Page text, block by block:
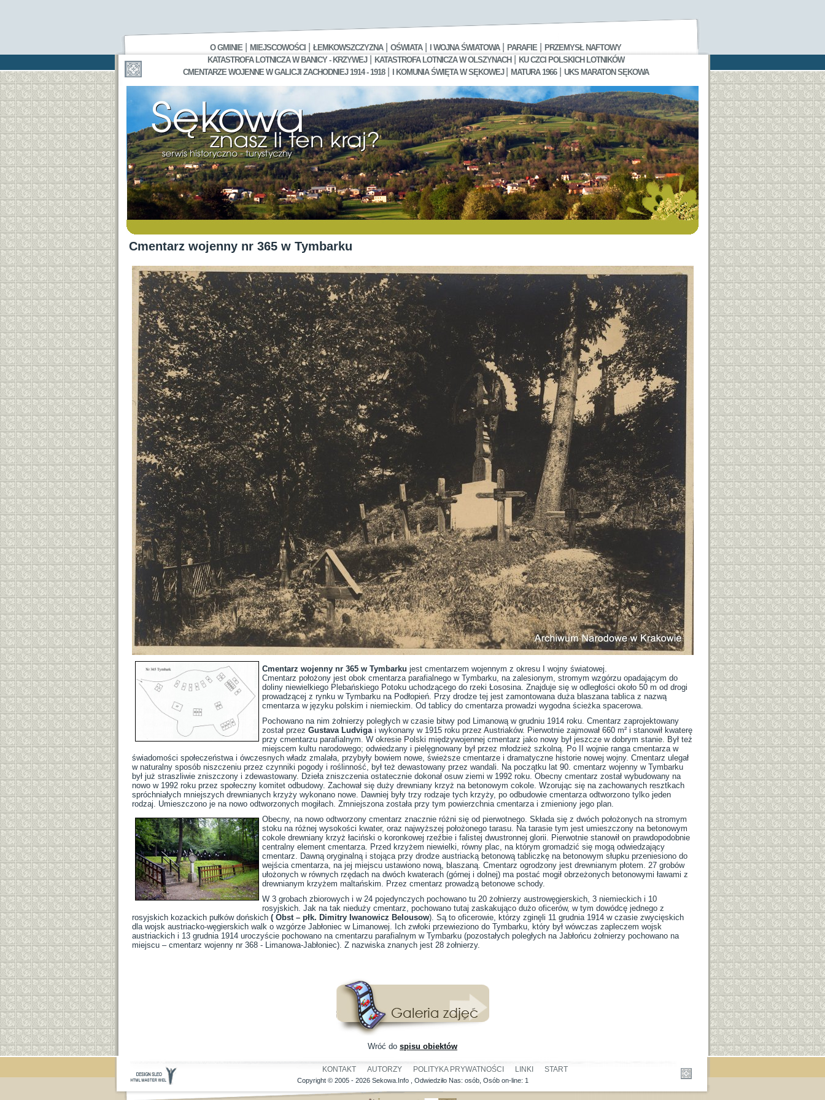
O GMINIE MIEJSCOWOŚCI ŁEMKOWSZCZYZNA| OŚWIATA| I WOJNA ŚWIATOWA| PARAFIE
PRZEMYSŁ NAFTOWY
KATASTROFA LOTNICZA W BANICY - KRZYWEJ| KATASTROFA LOTNICZA W OLSZYNACH|
KU CZCI POLSKICH LOTNIKÓW
CMENTARZE WOJENNE W GALICJI ZACHODNIEJ 1914 - 1918| I KOMUNIA ŚWIĘTA W SĘKOWEJ MATURA 1966| UKS MARATON SĘKOWA
Cmentarz wojenny nr 365 w Tymbarku
Cmentarz wojenny nr 365 w Tymbarku jest cmentarzem wojennym z okresu I wojny światowej.
Cmentarz położony jest obok cmentarza parafialnego w Tymbarku, na zalesionym, stromym wzgórzu opadającym do
doliny niewielkiego Plebańskiego Potoku uchodzącego do rzeki Łososina. Znajduje się w odległości około 50 m od drogi
prowadzącej z rynku w Tymbarku na Podłopień. Przy drodze tej jest zamontowana duża blaszana tablica z nazwą
cmentarza w języku polskim i niemieckim. Od tablicy do cmentarza prowadzi wygodna ścieżka spacerowa.
Pochowano na nim żołnierzy poległych w czasie bitwy pod Limanową w grudniu 1914 roku. Cmentarz zaprojektowany
został przez Gustava Ludvigai wykonany w 1915 roku przez Austriaków. Pierwotnie zajmował 660 m² i stanowił kwaterę
przy cmentarzu parafialnym. W okresie Polski międzywojennej cmentarz jako nowy był jeszcze w dobrym stanie. Był też
miejscem kultu narodowego; odwiedzany i pielęgnowany był przez młodzież szkolną. Po II wojnie ranga cmentarza w
świadomości społeczeństwa i ówczesnych władz zmalała, przybyły bowiem nowe, świeższe cmentarze i dramatyczne historie nowej wojny. Cmentarz ulegał
w naturalny sposób niszczeniu przez czynniki pogody i roślinność, był też dewastowany przez wandali. Na początku lat 90. cmentarz wojenny w Tymbarku
był już straszliwie zniszczony i zdewastowany. Dzieła zniszczenia ostatecznie dokonał osuw ziemi w 1992 roku. Obecny cmentarz został wybudowany na
nowo w 1992 roku przez społeczny komitet odbudowy. Zachował się duży drewniany krzyż na betonowym cokole. Wzorując się na zachowanych resztkach
spróchniałych mniejszych drewnianych krzyży wykonano nowe. Dawniej były trzy rodzaje tych krzyży, po odbudowie cmentarza odtworzono tylko jeden
rodzaj. Umieszczono je na nowo odtworzonych mogiłach. Zmniejszona została przy tym powierzchnia cmentarza i zmieniony jego plan.
Obecny, na nowo odtworzony cmentarz znacznie różni się od pierwotnego. Składa się z dwóch położonych na stromym
stoku na różnej wysokości kwater, oraz najwyższej położonego tarasu. Na tarasie tym jest umieszczony na betonowym
cokole drewniany krzyż łaciński o koronkowej rzeźbie i falistej dwustronnej glorii. Pierwotnie stanowił on prawdopodobnie
centralny element cmentarza. Przed krzyżem niewielki, równy plac, na którym gromadzić się mogą odwiedzający
cmentarz. Dawną oryginalną i stojąca przy drodze austriacką betonową tabliczkę na betonowym słupku przeniesiono do
wejścia cmentarza, na jej miejscu ustawiono nową, blaszaną. Cmentarz ogrodzony jest drewnianym płotem. 27 grobów
ułożonych w równych rzędach na dwóch kwaterach (górnej i dolnej) ma postać mogił obrzeżonych betonowymi ławami z
drewnianym krzyżem maltańskim. Przez cmentarz prowadzą betonowe schody.
W 3 grobach zbiorowych i w 24 pojedynczych pochowano tu 20 żołnierzy austrowęgierskich, 3 niemieckich i 10
rosyjskich. Jak na tak nieduży cmentarz, pochowano tutaj zaskakująco dużo oficerów, w tym dowódcę jednego z
rosyjskich kozackich pułków dońskich ( Obst – płk. Dimitry Iwanowicz Belousow). Są to oficerowie, którzy zginęli 11 grudnia 1914 w czasie zwycięskich
dla wojsk austriacko-węgierskich walk o wzgórze Jabłoniec w Limanowej. Ich zwłoki przewieziono do Tymbarku, który był wówczas zapleczem wojsk
austriackich i 13 grudnia 1914 uroczyście pochowano na cmentarzu parafialnym w Tymbarku (pozostałych poległych na Jabłońcu żołnierzy pochowano na
miejscu – cmentarz wojenny nr 368 - Limanowa-Jabłoniec). Z nazwiska znanych jest 28 żołnierzy.
Wróć do spisu obiektów
KONTAKT AUTORZY POLITYKA PRYWATNOŚCI LINKI START
Copyright © 2005 - 2026 Sekowa.Info , Odwiedziło Nas: osób, Osób on-line: 1